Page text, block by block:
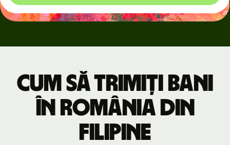
Cum să trimiți bani
în România din
Filipine